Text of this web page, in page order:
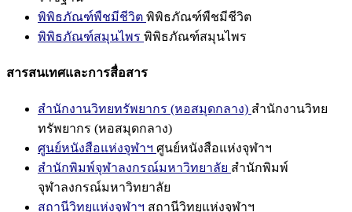
พิพิธภัณฑ์พืชมีชีวิต พิพิธภัณฑ์พืชมีชีวิต
พิพิธภัณฑ์สมุนไพร พิพิธภัณฑ์สมุนไพร
สารสนเทศและการสื่อสาร
สำนักงานวิทยทรัพยากร (หอสมุดกลาง) สำนักงานวิทย
ทรัพยากร (หอสมุดกลาง)
ศูนย์หนังสือแห่งจุฬาฯ ศูนย์หนังสือแห่งจุฬาฯ
สำนักพิมพ์จุฬาลงกรณ์มหาวิทยาลัย สำนักพิมพ์
จุฬาลงกรณ์มหาวิทยาลัย
สถานีวิทยุแห่งจุฬาฯ สถานีวิทยุแห่งจุฬาฯ